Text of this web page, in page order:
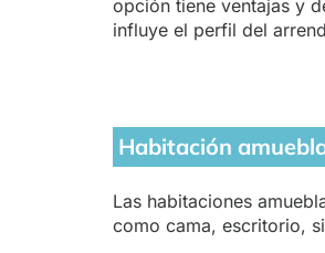
opción tiene ventajas y
influye el perfil del
Habitación
Las habitaciones
como cama, escritorio,